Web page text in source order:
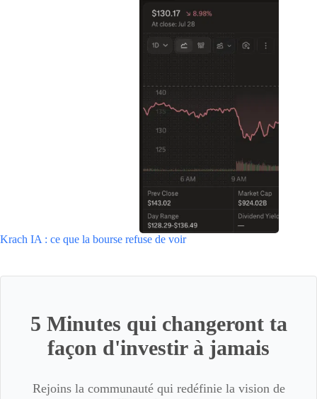
Krach IA : ce que la bourse refuse de voir
5 Minutes qui changeront ta
façon d'investir à jamais
Rejoins la communauté qui redéfinie la vision de